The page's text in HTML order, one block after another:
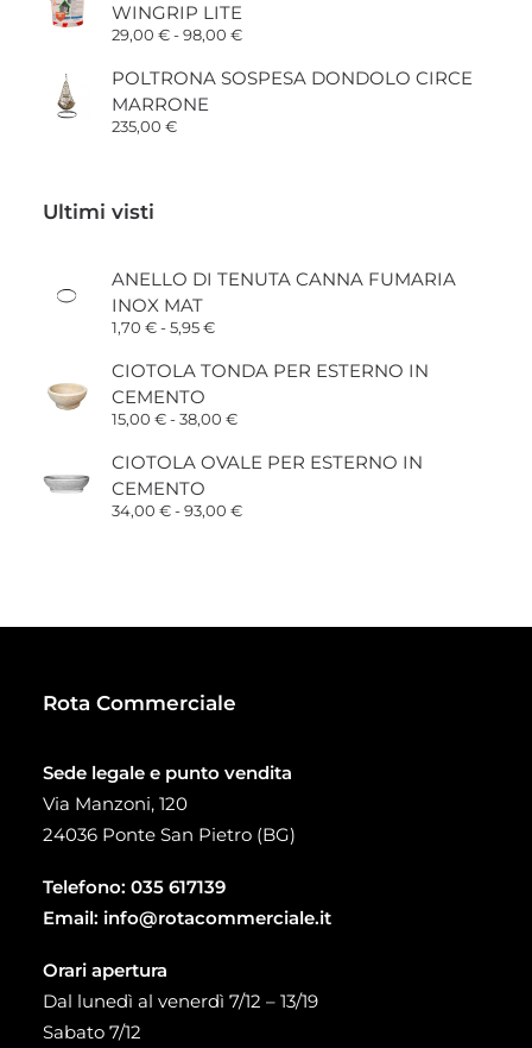
WINGRIP LITE
29,00 €-98,00 €Fascia
prezzo:
da
POLTRONA SOSPESA DONDOLO CIRCE
MARRONE
235,00 €
Ultimi visti
ANELLO DI TENUTA CANNA FUMARIA
INOX MAT
1,70 €-5,95€Fascia
prezzo:
da
a
CIOTOLA TONDA PER ESTERNO IN
CEMENTO
15,00 €-38,00 €Fascia
prezzo:
da
a
CIOTOLA OVALE PER ESTERNO IN
CEMENTO
34,00 €-93,00 €Fascia
Rota Commerciale
Sede legale e punto vendita
Via Manzoni, 120
24036 Ponte San Pietro (BG)
Telefono: 035 617139
Email: info@rotacommerciale.it
Orari apertura
Dal lunedì al venerdì 7/12 – 13/19
Sabato 7/12